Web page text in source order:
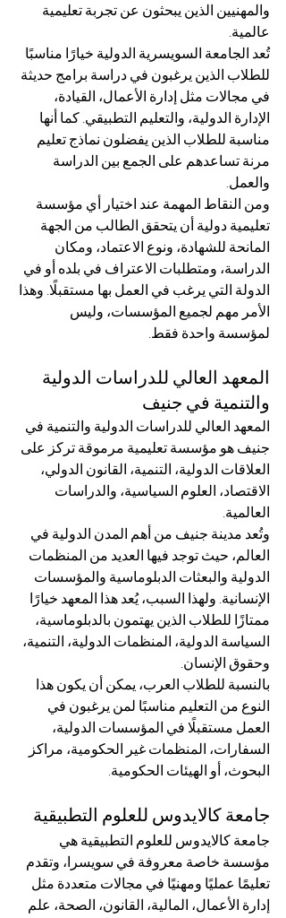
والمهنيين الذين يبحثون عن تجربة تعليمية
عالمية.
تُعد الجامعة السويسرية الدولية خيارًا مناسبًا
للطلاب الذين يرغبون في دراسة برامج حديثة
في مجالات مثل إدارة الأعمال، القيادة،
الإدارة الدولية، والتعليم التطبيقي. كما أنها
مناسبة للطلاب الذين يفضلون نماذج تعليم
مرنة تساعدهم على الجمع بين الدراسة
والعمل.
ومن النقاط المهمة عند اختيار أي مؤسسة
تعليمية دولية أن يتحقق الطالب من الجهة
المانحة للشهادة، ونوع الاعتماد، ومكان
الدراسة، ومتطلبات الاعتراف في بلده أو في
الدولة التي يرغب في العمل بها مستقبلًا. وهذا
الأمر مهم لجميع المؤسسات، وليس
لمؤسسة واحدة فقط.
المعهد العالي للدراسات الدولية
والتنمية في جنيف
المعهد العالي للدراسات الدولية والتنمية في
جنيف هو مؤسسة تعليمية مرموقة تركز على
العلاقات الدولية، التنمية، القانون الدولي،
الاقتصاد، العلوم السياسية، والدراسات
العالمية.
وتُعد مدينة جنيف من أهم المدن الدولية في
العالم، حيث توجد فيها العديد من المنظمات
الدولية والبعثات الدبلوماسية والمؤسسات
الإنسانية. ولهذا السبب، يُعد هذا المعهد خيارًا
ممتازًا للطلاب الذين يهتمون بالدبلوماسية،
السياسة الدولية، المنظمات الدولية، التنمية،
وحقوق الإنسان.
بالنسبة للطلاب العرب، يمكن أن يكون هذا
النوع من التعليم مناسبًا لمن يرغبون في
العمل مستقبلًا في المؤسسات الدولية،
السفارات، المنظمات غير الحكومية، مراكز
البحوث، أو الهيئات الحكومية.
جامعة كالايدوس للعلوم التطبيقية
جامعة كالايدوس للعلوم التطبيقية هي
مؤسسة خاصة معروفة في سويسرا، وتقدم
تعليمًا عمليًا ومهنيًا في مجالات متعددة مثل
إدارة الأعمال، المالية، القانون، الصحة، علم